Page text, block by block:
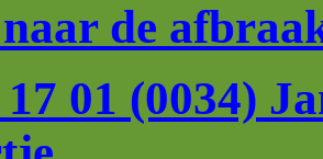
de
01 (0034)